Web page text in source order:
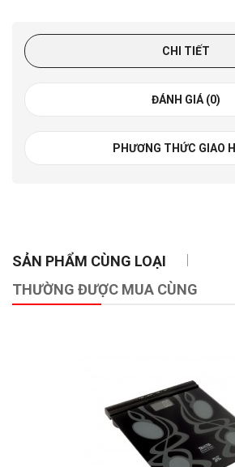
CHI TIẾT
ĐÁNH GIÁ (0)
PHƯƠNG THỨC GIAO
SẢN PHẨM CÙNG LOẠI
THƯỜNG ĐƯỢC MUA CÙNG